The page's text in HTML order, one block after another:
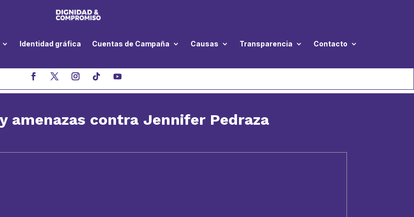
Identidad gráfica Cuentas de Campaña Causas Transparencia Contacto
amenazas contra Jennifer Pedraza